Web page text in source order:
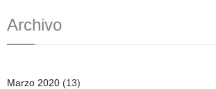
Archivo
Marzo 2020 (13)